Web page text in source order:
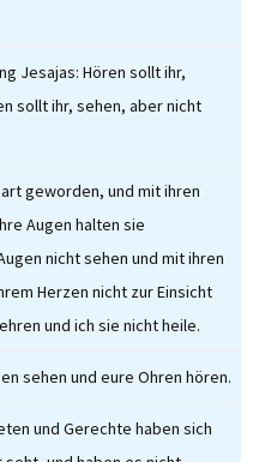
Jesajas: Hören sollt ihr,
sollt ihr, sehen, aber nicht
geworden, und mit ihren
Augen halten sie
nicht sehen und mit ihren
Herzen nicht zur Einsicht
und ich sie nicht heile.
sehen und eure Ohren hören.
und Gerechte haben sich